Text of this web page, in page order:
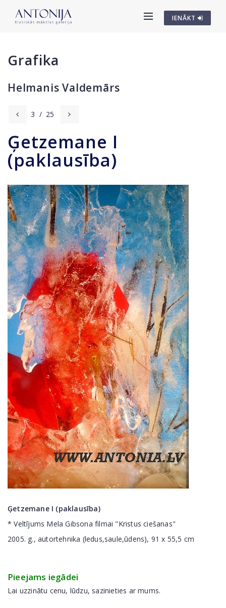
IENĀKT
Grafika
Helmanis Valdemārs
3 / 25
Ģetzemane I
(paklausība)
Ģetzemane I (paklausība)
* Veltījums Mela Gibsona filmai "Kristus ciešanas"
2005. g., autortehnika (ledus,saule,ūdens), 91 x 55,5 cm
Pieejams iegādei
Lai uzzinātu cenu, lūdzu, sazinieties ar mums.